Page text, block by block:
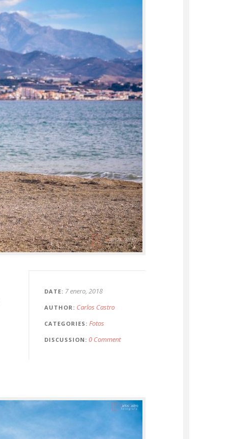
DATE 7 enero, 2018
AUTHOR Carlos Castro
CATEGORIES Fotos
DISCUSSION 0 Comment